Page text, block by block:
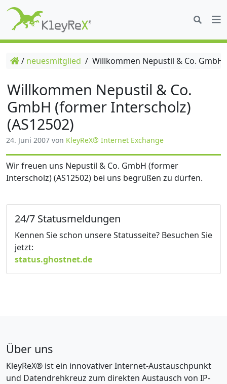
/ neuesmitglied / Willkommen Nepustil & Co.
Willkommen Nepustil & Co.
GmbH (former Interscholz)
(AS12502)
24. Juni 2007 von KleyReX® Internet Exchange
Wir freuen uns Nepustil & Co. GmbH (former
Interscholz) (AS12502) bei uns begrüßen zu dürfen.
24/7 Statusmeldungen
Kennen Sie schon unsere Statusseite? Besuchen Sie
jetzt:
status.ghostnet.de
Über uns
KleyReX® ist ein innovativer Internet-Austauschpunkt
und Datendrehkreuz zum direkten Austausch von IP-